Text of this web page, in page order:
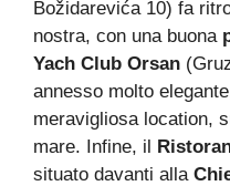
Božidarevića 10) fa
nostra, con una buona
Yach Club Orsan
annesso molto
meravigliosa location,
mare. Infine, il
situato davanti alla